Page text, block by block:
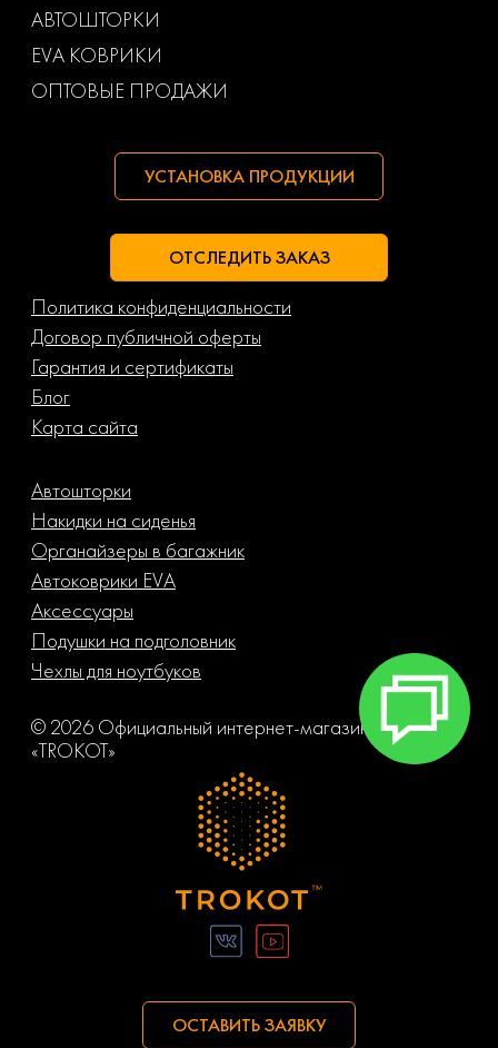
АВТОШТОРКИ
EVA КОВРИКИ
ОПТОВЫЕ ПРОДАЖИ
УСТАНОВКА ПРОДУКЦИИ
ОТСЛЕДИТЬ ЗАКАЗ
Политика конфиденциальности
Договор публичной оферты
Гарантия и сертификаты
Блог
Карта сайта
Автошторки
Накидки на сиденья
Органайзеры в багажник
Автоковрики EVA
Аксессуары
Подушки на подголовник
Чехлы для ноутбуков
© 2026 Официальный интернет-магазин компании
«TROKOT»
ОСТАВИТЬ ЗАЯВКУ